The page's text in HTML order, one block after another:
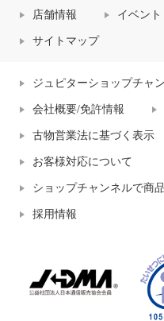
店舗情報 イベン
サイトマップ
ジュピターショップチャ
会社概要/免許情報
古物営業法に基づく表示
お客様対応について
ショップチャンネルで商
採用情報